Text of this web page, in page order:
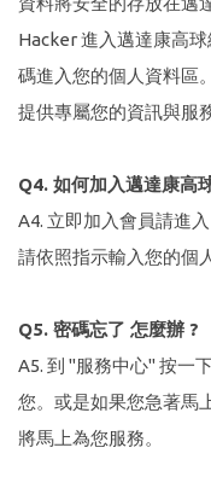
Hacker 進入邁達康高
碼進入您的個人資料區
提供專屬您的資訊與服務
Q4. 如何加入邁達康高
A4. 立即加入會員請進
請依照指示輸入您的個
Q5. 密碼忘了 怎麼辦 ?
A5. 到 "服務中心" 按一
您。或是如果您急著馬
將馬上為您服務。